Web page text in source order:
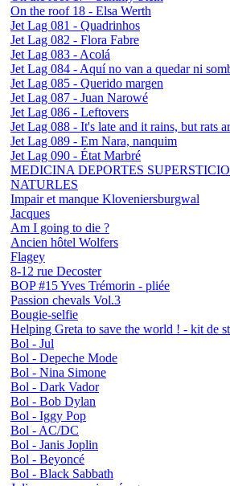
On the roof 18 - Elsa Werth
Jet Lag 081 - Quadrinhos
Jet Lag 082 - Flora Fabre
Jet Lag 083 - Acolá
Jet Lag 084 - Aquí no van a quedar ni
Jet Lag 085 - Querido margen
Jet Lag 087 - Juan Narowé
Jet Lag 086 - Leftovers
Jet Lag 088 - It's late and it rains, but rats
Jet Lag 089 - Em Nara, nanquim
Jet Lag 090 - État Marbré
MEDICINA DEPORTES
NATURLES
Impair et manque Kloveniersburgwal
Jacques
Am I going to die ?
Ancien hôtel Wolfers
Flagey
8-12 rue Decoster
BOP #15 Yves Trémorin - pliée
Passion chevals Vol.3
Bougie-selfie
Helping Greta to save the world ! - kit de
Bol - Jul
Bol - Depeche Mode
Bol - Nina Simone
Bol - Dark Vador
Bol - Bob Dylan
Bol - Iggy Pop
Bol - AC/DC
Bol - Janis Joplin
Bol - Beyoncé
Bol - Black Sabbath